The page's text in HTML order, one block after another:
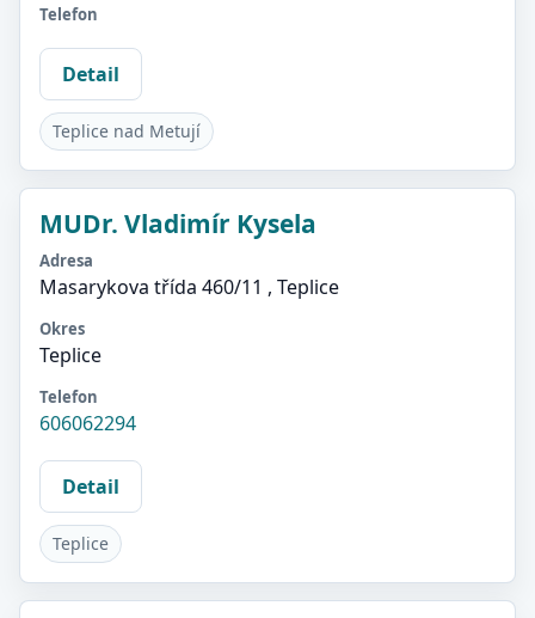
Telefon
Detail
Teplice nad Metují
MUDr. Vladimír Kysela
Adresa
Masarykova třída 460/11 , Teplice
Okres
Teplice
Telefon
606062294
Detail
Teplice